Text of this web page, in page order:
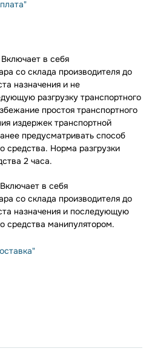
в себя
со склада производителя до
назначения и не
разгрузку транспортного
простоя транспортного
издержек транспортной
предусматривать способ
средства. Норма разгрузки
2 часа.
в себя
со склада производителя до
назначения и последующую
средства манипулятором.